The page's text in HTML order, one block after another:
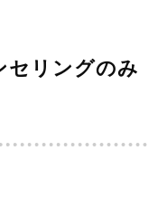
リングのみ